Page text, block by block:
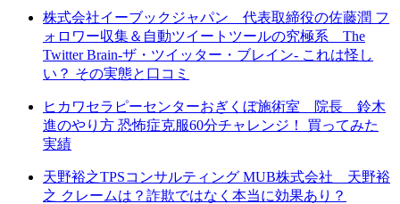
株式会社イーブックジャパン 代表取締役の佐藤潤 フ
ォロワー収集＆自動ツイートツールの究極系 The
Twitter Brain-ザ・ツイッター・ブレイン- これは怪し
い？ その実態と口コミ
ヒカワセラピーセンターおぎくぼ施術室 院長 鈴木
進のやり方 恐怖症克服60分チャレンジ！ 買ってみた
実績
天野裕之TPSコンサルティング MUB株式会社 天野裕
之 クレームは？詐欺ではなく本当に効果あり？